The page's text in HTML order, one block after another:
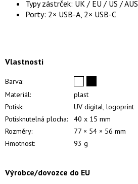
Typy zástrček: UK / EU / US / AUS
Porty: 2× USB-A, 2× USB-C
Vlastnosti
Barva:
Materiál:
plast
Potisk:
UV digital, logoprint
Potisknutelná plocha:
40 x 15 mm
Rozměry:
77 × 54 × 56 mm
Hmotnost:
93 g
Výrobce/dovozce do EU